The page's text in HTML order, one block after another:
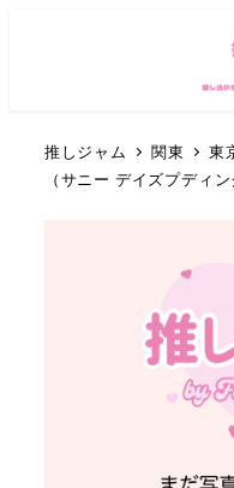
推しジャム 関東 東
（サニー デイズプディン